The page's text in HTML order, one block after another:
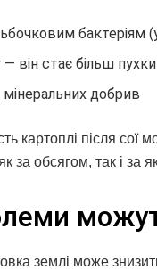
бактеріям
він стає більш
добрив
картоплі після сої
за обсягом, так і за
землі може